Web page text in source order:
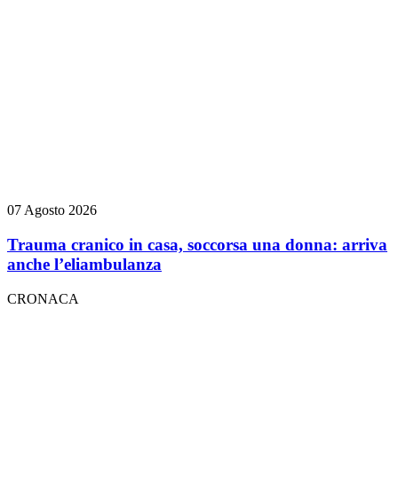
07 Agosto 2026
Trauma cranico in casa, soccorsa una donna: arriva
anche l’eliambulanza
CRONACA